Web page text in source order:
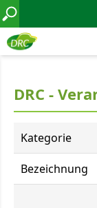
DRC -
Kategorie
Bezeichnung